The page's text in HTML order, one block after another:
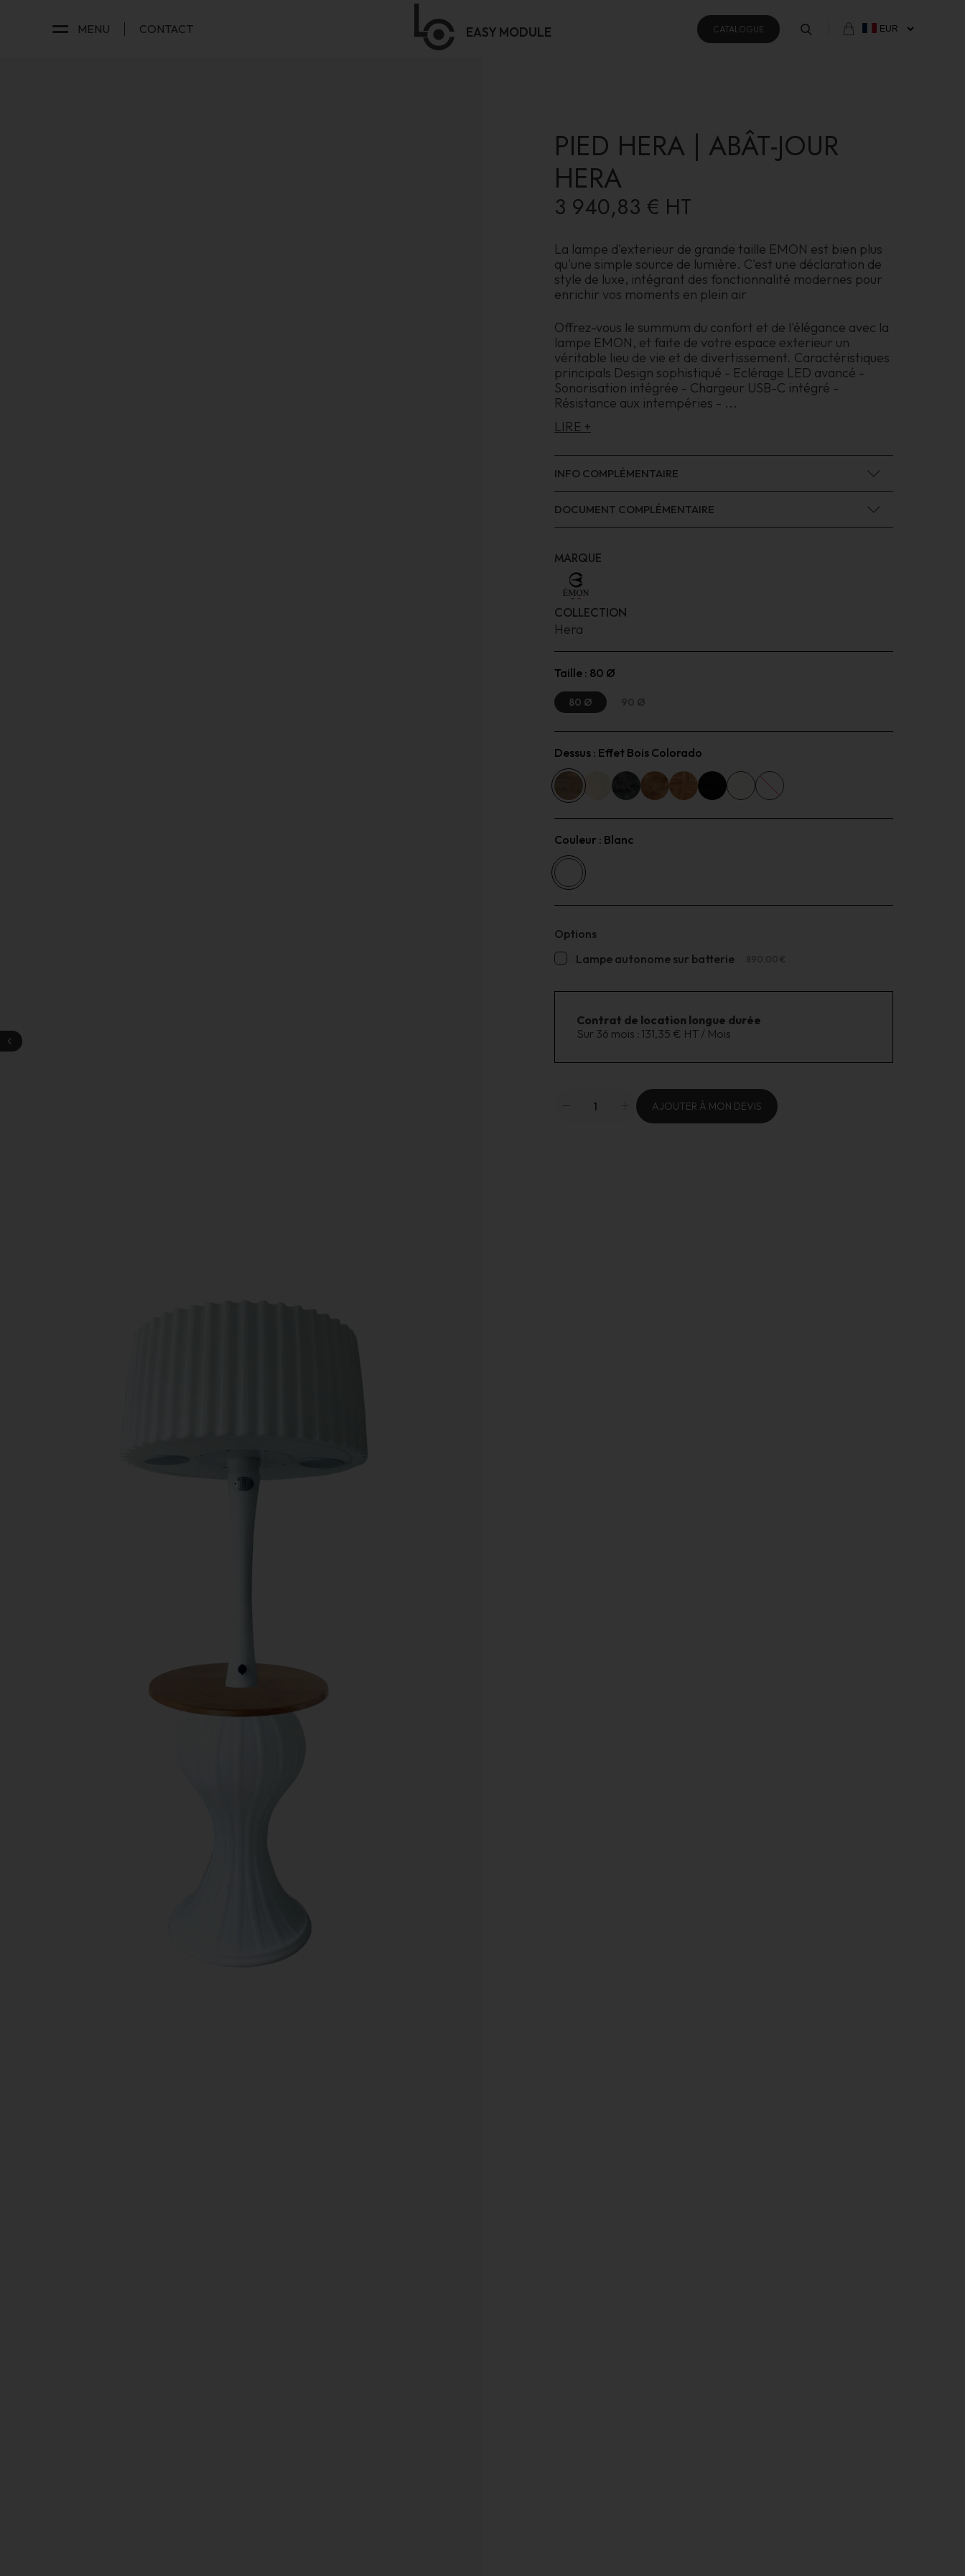
MENU CONTACT EASY MODULE CATALOGUE
PIED HERA | ABÂT-JOUR
HERA
3 940,83 € HT
La lampe d'exterieur de grande taille EMON est bien plus
qu'une simple source de lumière. C'est une déclaration de
style de luxe, intégrant des fonctionnalité modernes pour
enrichir vos moments en plein air
Offrez-vous le summum du confort et de l'élégance avec la
lampe EMON, et faite de votre espace exterieur un
véritable lieu de vie et de divertissement. Caractéristiques
principals Design sophistiqué - Eclérage LED avancé -
Sonorisation intégrée - Chargeur USB-C intégré -
Résistance aux intempéries - ...
LIRE +
INFO COMPLÉMENTAIRE
DOCUMENT COMPLÉMENTAIRE
MARQUE
COLLECTION
Hera
Taille : 80 Ø
80 Ø 90 Ø
Dessus : Effet Bois Colorado
Couleur : Blanc
Options
Lampe autonome sur batterie
890,00 €
Contrat de location longue durée
Sur 36 mois : 131,35 € HT / Mois
AJOUTER À MON DEVIS